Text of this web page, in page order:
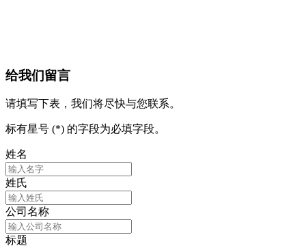
给我们留言
请填写下表，我们将尽快与您联系。
标有星号 (*) 的字段为必填字段。
姓名
姓氏
公司名称
标题